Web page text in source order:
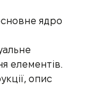
ядро
елементів.
опис